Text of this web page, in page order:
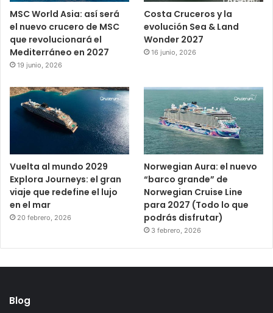
MSC World Asia: así será
el nuevo crucero de MSC
que revolucionará el
Mediterráneo en 2027
19 junio, 2026
Costa Cruceros y la
evolución Sea & Land
Wonder 2027
16 junio, 2026
Vuelta al mundo 2029
Explora Journeys: el gran
viaje que redefine el lujo
en el mar
20 febrero, 2026
Norwegian Aura: el nuevo
“barco grande” de
Norwegian Cruise Line
para 2027 (Todo lo que
podrás disfrutar)
3 febrero, 2026
Blog